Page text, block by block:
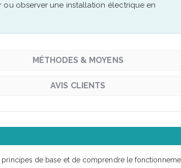
observer une installation électrique en
MÉTHODES & MOYENS
AVIS CLIENTS
principes de base et de comprendre le